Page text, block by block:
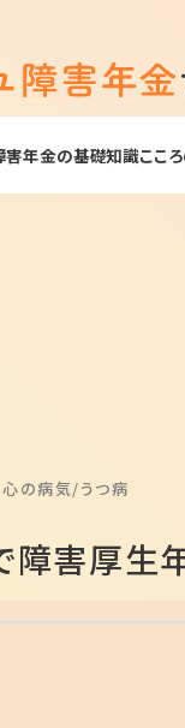
害年金の基礎知識ここ
心の病気 うつ病
障害厚生